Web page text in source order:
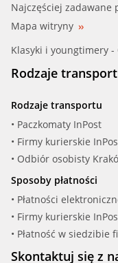
Najczęściej zadawane
Mapa witryny
Klasyki i youngtimery -
Rodzaje
Rodzaje transportu
• Paczkomaty InPost
• Firmy kurierskie
• Odbiór osobisty
Sposoby płatności
• Płatności
• Firmy kurierskie
• Płatność w siedzibie
Skontaktuj się z